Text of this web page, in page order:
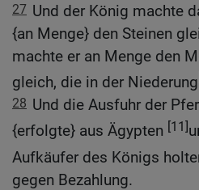
27 Und der König machte
{an Menge} den Steinen
machte er an Menge den
gleich, die in der Niederung
28 Und die Ausfuhr der
{erfolgte} aus Ägypten [11]
Aufkäufer des Königs
gegen Bezahlung.